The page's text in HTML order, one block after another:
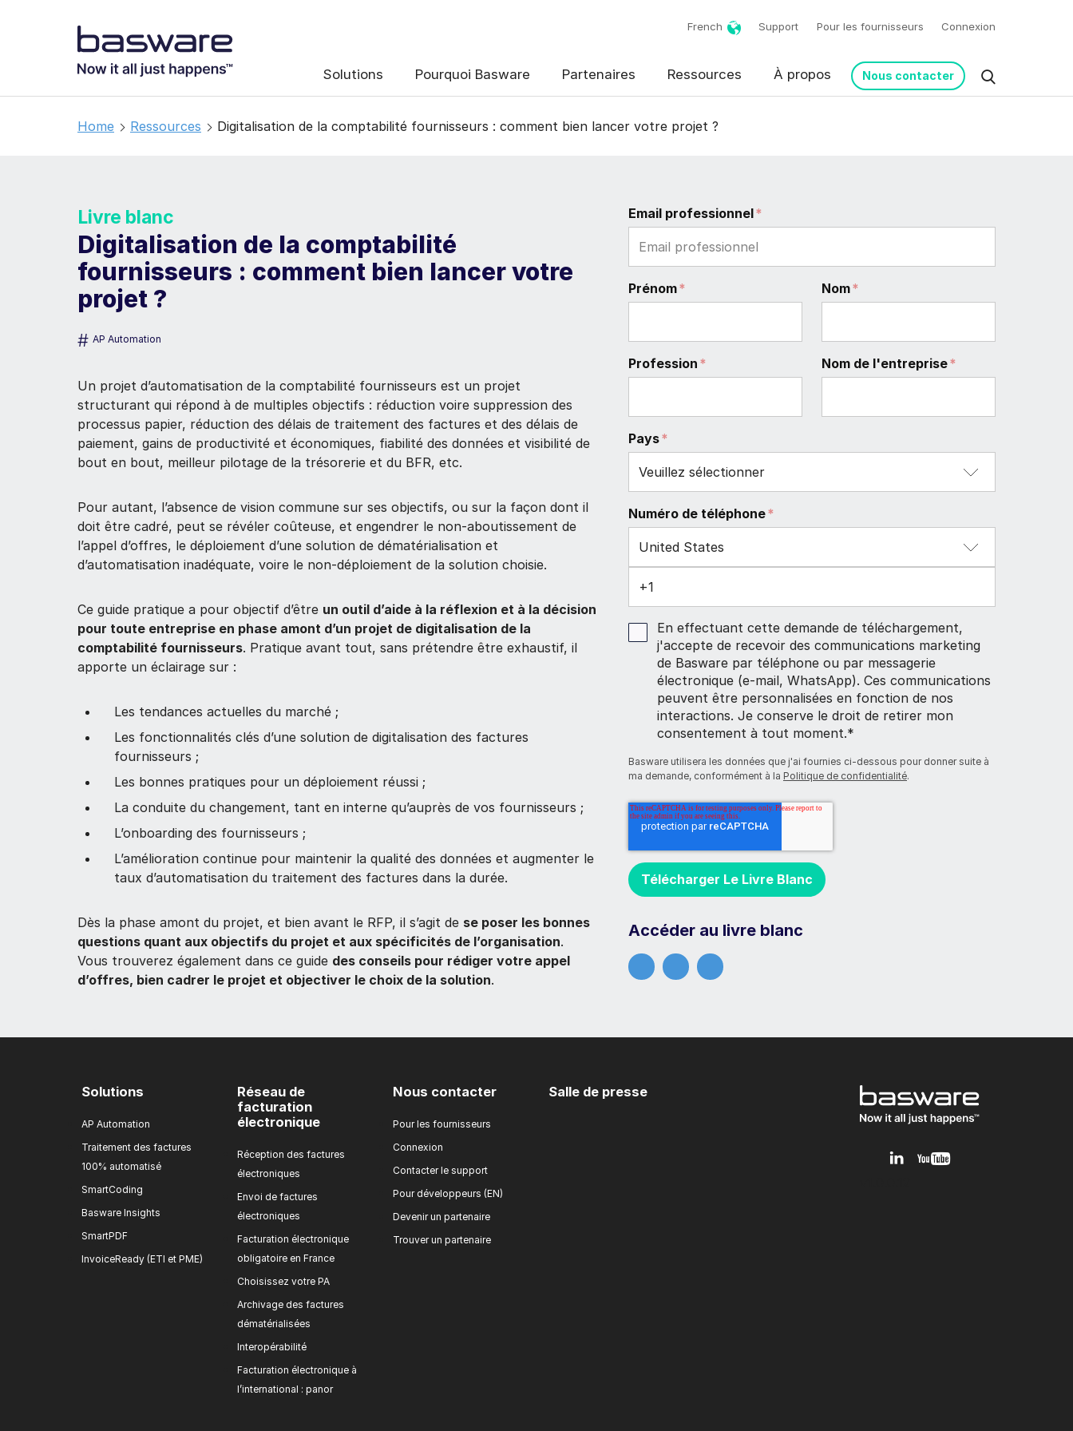
French Support Pour les fournisseurs Connexion
Solutions Pourquoi Basware Partenaires Ressources À propos Nous contacter
Home Ressources Digitalisation de la comptabilité fournisseurs : comment bien lancer votre projet ?
Livre blanc
Digitalisation de la comptabilité
fournisseurs : comment bien lancer votre
projet ?
# AP Automation
Un projet d’automatisation de la comptabilité fournisseurs est un projet
structurant qui répond à de multiples objectifs : réduction voire suppression des
processus papier, réduction des délais de traitement des factures et des délais de
paiement, gains de productivité et économiques, fiabilité des données et visibilité de
bout en bout, meilleur pilotage de la trésorerie et du BFR, etc.
Pour autant, l’absence de vision commune sur ses objectifs, ou sur la façon dont il
doit être cadré, peut se révéler coûteuse, et engendrer le non-aboutissement de
l’appel d’offres, le déploiement d’une solution de dématérialisation et
d’automatisation inadéquate, voire le non-déploiement de la solution choisie.
Ce guide pratique a pour objectif d’être un outil d’aide à la réflexion et à la décision
pour toute entreprise en phase amont d’un projet de digitalisation de la
comptabilité fournisseurs. Pratique avant tout, sans prétendre être exhaustif, il
apporte un éclairage sur :
Les tendances actuelles du marché ;
Les fonctionnalités clés d’une solution de digitalisation des factures
fournisseurs ;
Les bonnes pratiques pour un déploiement réussi ;
La conduite du changement, tant en interne qu’auprès de vos fournisseurs ;
L’onboarding des fournisseurs ;
L’amélioration continue pour maintenir la qualité des données et augmenter le
taux d’automatisation du traitement des factures dans la durée.
Dès la phase amont du projet, et bien avant le RFP, il s’agit de se poser les bonnes
questions quant aux objectifs du projet et aux spécificités de l’organisation.
Vous trouverez également dans ce guide des conseils pour rédiger votre appel
d’offres, bien cadrer le projet et objectiver le choix de la solution.
Email professionnel*
Prénom* Nom*
Profession * Nom de l'entreprise*
Pays*
Numéro de téléphone*
En effectuant cette demande de téléchargement,
j'accepte de recevoir des communications marketing
de Basware par téléphone ou par messagerie
électronique (e-mail, WhatsApp). Ces communications
peuvent être personnalisées en fonction de nos
interactions. Je conserve le droit de retirer mon
consentement à tout moment.*
Basware utilisera les données que j'ai fournies ci-dessous pour donner suite à
ma demande, conformément à la Politique de confidentialité.
Accéder au livre blanc
Solutions
AP Automation
Traitement des factures
100% automatisé
SmartCoding
Basware Insights
SmartPDF
InvoiceReady (ETI et PME)
Réseau de
facturation
électronique
Réception des factures
électroniques
Envoi de factures
électroniques
Facturation électronique
obligatoire en France
Choisissez votre PA
Archivage des factures
dématérialisées
Interopérabilité
Facturation électronique à
l’international : panor
Nous contacter
Pour les fournisseurs
Connexion
Contacter le support
Pour développeurs (EN)
Devenir un partenaire
Trouver un partenaire
Salle de presse